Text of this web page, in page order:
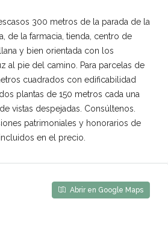
300 metros de la parada de la
de la farmacia, tienda, centro de
y bien orientada con los
al pie del camino. Para parcelas de
cuadrados con edificabilidad
plantas de 150 metros cada una
vistas despejadas. Consúltenos.
patrimoniales y honorarios de
en el precio.
Abrir en Google Maps